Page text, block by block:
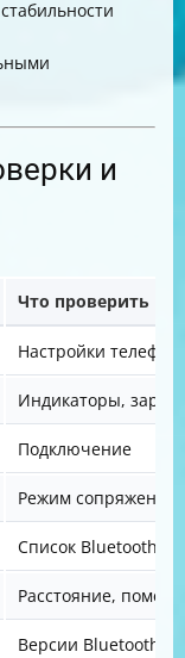
и
Что проверить
Настройки
Индикаторы, заряд
Подключение
Режим сопряжения
Список Bluetooth-
Расстояние, помехи
Версии Bluetooth